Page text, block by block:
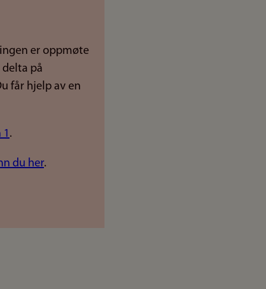
er oppmøte
på
får hjelp av en
.
du her.